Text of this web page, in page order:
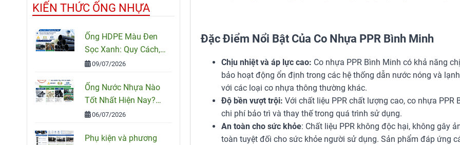
Đặc Điểm Nổi Bật Của Co Nhựa PPR Bình Minh
Chịu nhiệt và áp lực cao: Co nhựa PPR Bình Minh có khả năng
bảo hoạt động ổn định trong các hệ thống dẫn nước nóng và
với các loại co nhựa thông thường khác.
Độ bền vượt trội: Với chất liệu PPR chất lượng cao, co nhựa
chi phí bảo trì và thay thế trong quá trình sử dụng.
An toàn cho sức khỏe: Chất liệu PPR không độc hại, không gây
toàn tuyệt đối cho sức khỏe người sử dụng. Sản phẩm đáp ứng
KIẾN THỨC ỐNG NHỰA
Ống HDPE Màu Đen
Sọc Xanh: Quy Cách,
Ứng Dụng Và Cách
09/07/2026
Ống Nước Nhựa Nào
Tốt Nhất Hiện Nay?
So Sánh PVC, PPR Và
06/07/2026
Phụ kiện và phương